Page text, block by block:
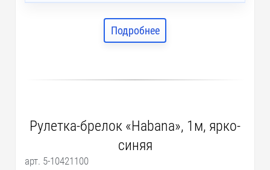
Подробнее
Рулетка-брелок «Habana», 1м, ярко-
синяя
арт. 5-10421100